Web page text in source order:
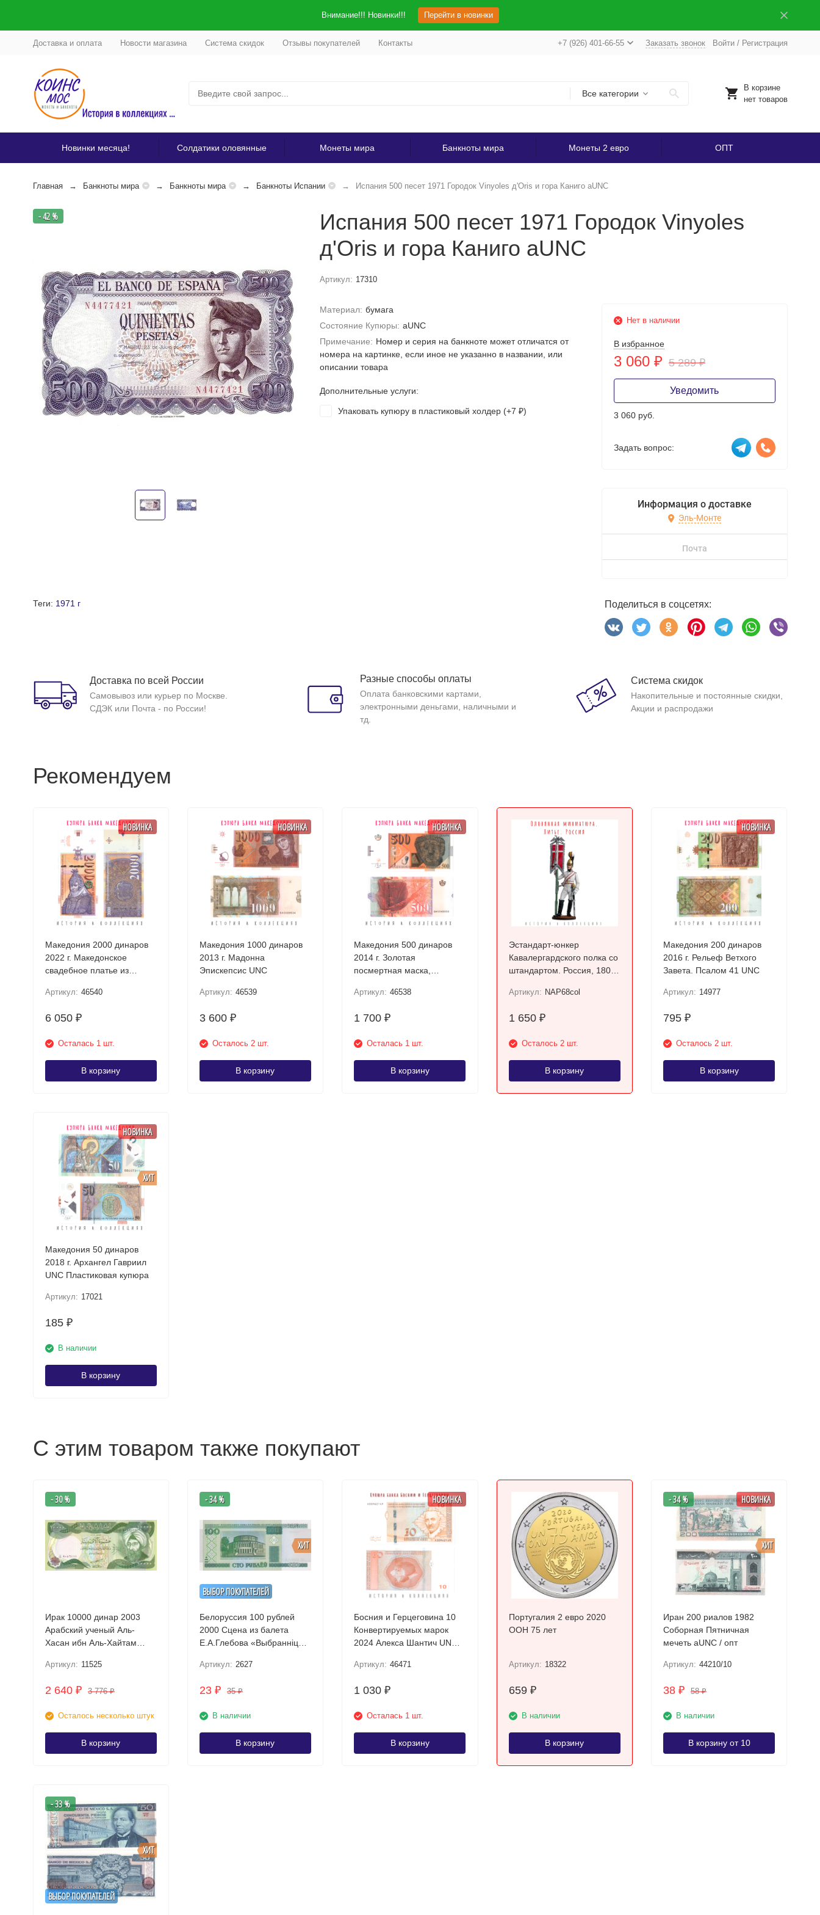
Внимание!!! Новинки!!! Перейти в новинки
Доставка и оплата Новости магазина Система скидок Отзывы покупателей Контакты +7 (926) 401-66-55 Заказать звонок Войти/ Регистрация
Все категории
В корзине
нет товаров
Новинки месяца! Солдатики оловянные Монеты мира Банкноты мира Монеты 2 евро ОПТ
Главная Банкноты мира Банкноты мира Банкноты Испании Испания 500 песет 1971 Городок Vinyoles д'Oris и гора Каниго аUNC
- 42 %
Испания 500 песет 1971 Городок Vinyoles
д'Oris и гора Каниго аUNC
Артикул: 17310
Материал: бумага
Состояние Купюры: aUNC
Примечание: Номер и серия на банкноте может отличатся от
номера на картинке, если иное не указанно в названии, или
описании товара
Дополнительные услуги:
Упаковать купюру в пластиковый холдер (+7 ₽)
Нет в наличии
В избранное
3 060 ₽ 5 289₽
Уведомить
3 060 руб.
Задать вопрос:
Информация о доставке
Эль-Монте
Почта
Теги: 1971 г Поделиться в соцсетях:
Доставка по всей России
Самовывоз или курьер по Москве.
СДЭК или Почта - по России!
Разные способы оплаты
Оплата банковскими картами,
электронными деньгами, наличными и
тд.
Система скидок
Накопительные и постоянные скидки,
Акции и распродажи
Рекомендуем
НОВИНКА
Македония 2000 динаров
2022 г. Македонское
свадебное платье из
Артикул: 46540
6 050 ₽
Осталась 1 шт.
В корзину
НОВИНКА
Македония 1000 динаров
2013 г. Мадонна
Эпискепсис UNC
Артикул: 46539
3 600 ₽
Осталось 2 шт.
В корзину
НОВИНКА
Македония 500 динаров
2014 г. Золотая
посмертная маска,
Артикул: 46538
1 700₽
Осталась 1 шт.
В корзину
Эстандарт-юнкер
Кавалергардского полка со
штандартом. Россия, 1805-
солдатик
Артикул: NAP68col
1 650 ₽
Осталось 2 шт.
В корзину
НОВИНКА
Македония 200 динаров
2016 г. Рельеф Ветхого
Завета. Псалом 41 UNC
Артикул: 14977
795₽
Осталось 2 шт.
В корзину
ХИТ
НОВИНКА
Македония 50 динаров
2018 г. Архангел Гавриил
UNC Пластиковая купюра
Артикул: 17021
185 ₽
В наличии
В корзину
С этим товаром также покупают
- 30 %
Ирак 10000 динар 2003
Арабский ученый Аль-
Хасан ибн Аль-Хайтам
Артикул: 11525
2 640 ₽ 3 776₽
Осталось несколько штук
В корзину
ВЫБОР ПОКУПАТЕЛЕЙ
ХИТ
- 34 %
Белоруссия 100 рублей
2000 Сцена из балета
Е.А.Глебова «Выбраннiца»
Артикул: 2627
23 ₽ 35₽
В наличии
В корзину
НОВИНКА
Босния и Герцеговина 10
Конвертируемых марок
2024 Алекса Шантич UNC
Артикул: 46471
1 030₽
Осталась 1 шт.
В корзину
Португалия 2 евро 2020
ООН 75 лет
Артикул: 18322
659 ₽
В наличии
В корзину
ХИТ
- 34 % НОВИНКА
Иран 200 риалов 1982
Соборная Пятничная
мечеть аUNC / опт
Артикул: 44210/10
38₽ 58₽
В наличии
В корзину от 10
ВЫБОР ПОКУПАТЕЛЕЙ
ХИТ
- 33 %